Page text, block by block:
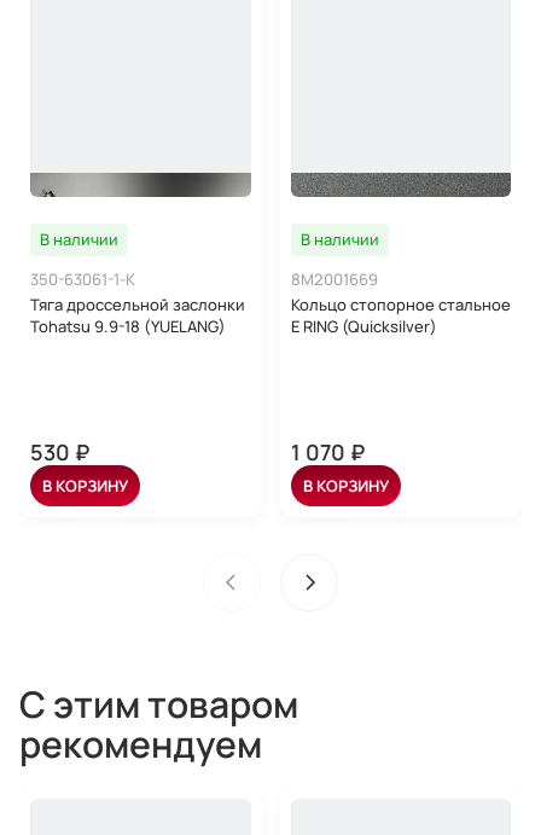
В наличии
350-63061-1-K
Тяга дроссельной заслонки
Tohatsu 9.9-18 (YUELANG)
530 ₽
В КОРЗИНУ
В наличии
8M2001669
Кольцо стопорное стальное
E RING (Quicksilver)
1 070 ₽
В КОРЗИНУ
С этим товаром
рекомендуем